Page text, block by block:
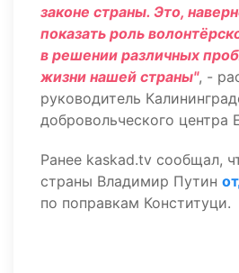
законе страны. Это,
показать роль
в решении различных
жизни нашей страны", -
руководитель
добровольческого центра
Ранее kaskad.tv сообщал,
страны Владимир Путин
по поправкам Конституци.